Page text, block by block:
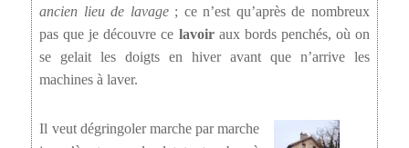
ancien lieu de lavage; ce n’est qu’après de nombreux
pas que je découvre ce lavoiraux bords penchés, où on
se gelait les doigts en hiver avant que n’arrive les
machines à laver.
Il veut dégringoler marche par marche